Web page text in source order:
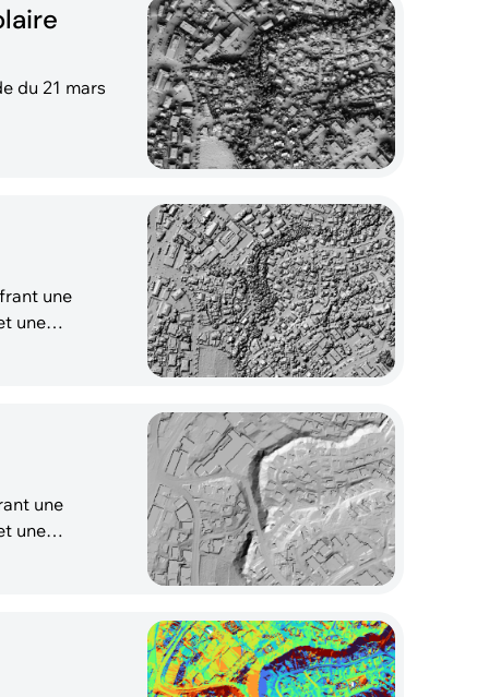
du 21 mars
une
une
une
une